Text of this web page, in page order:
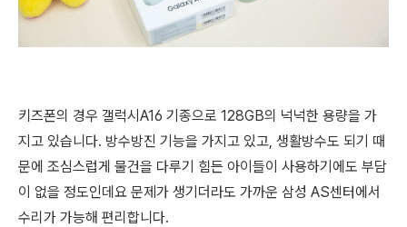
키즈폰의 경우 갤럭시A16 기종으로 128GB의 넉넉한 용량을 가
지고 있습니다. 방수방진 기능을 가지고 있고, 생활방수도 되기 때
문에 조심스럽게 물건을 다루기 힘든 아이들이 사용하기에도 부담
이 없을 정도인데요 문제가 생기더라도 가까운 삼성 AS센터에서
수리가 가능해 편리합니다.